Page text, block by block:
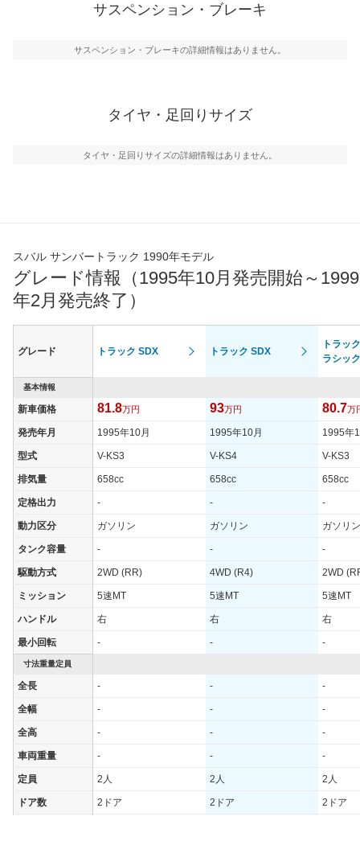
サスペンション・ブレーキ
サスペンション・ブレーキの詳細情報はありません。
タイヤ・足回りサイズ
タイヤ・足回りサイズの詳細情報はありません。
スバル サンバートラック 1990年モデル
グレード情報（1995年10月発売開始～1999
年2月発売終了）
グレード トラック SDX トラック SDX
トラッ
ラシック
基本情報
新車価格 81.8万円 93万円 80.7万
発売年月 1995年10月 1995年10月 1995年
型式 V-KS3 V-KS4 V-KS3
排気量 658cc 658cc 658cc
定格出力 - - -
動力区分 ガソリン ガソリン ガソリン
タンク容量 - - -
駆動方式 2WD (RR) 4WD (R4) 2WD
ミッション 5速MT 5速MT 5速MT
ハンドル 右 右 右
最小回転 - - -
寸法重量定員
全長 - - -
全幅 - - -
全高 - - -
車両重量 - - -
定員 2人 2人 2人
ドア数 2ドア 2ドア 2ドア